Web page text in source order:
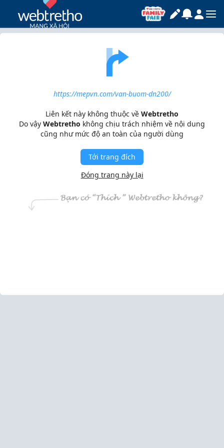
https://mepvn.com/van-buom-dn200/
Liên kết này không thuộc về Webtretho
Do vậy Webtretho không chịu trách nhiệm về nội dung
cũng như mức độ an toàn của người dùng
Tới trang đích
Đóng trang này lại